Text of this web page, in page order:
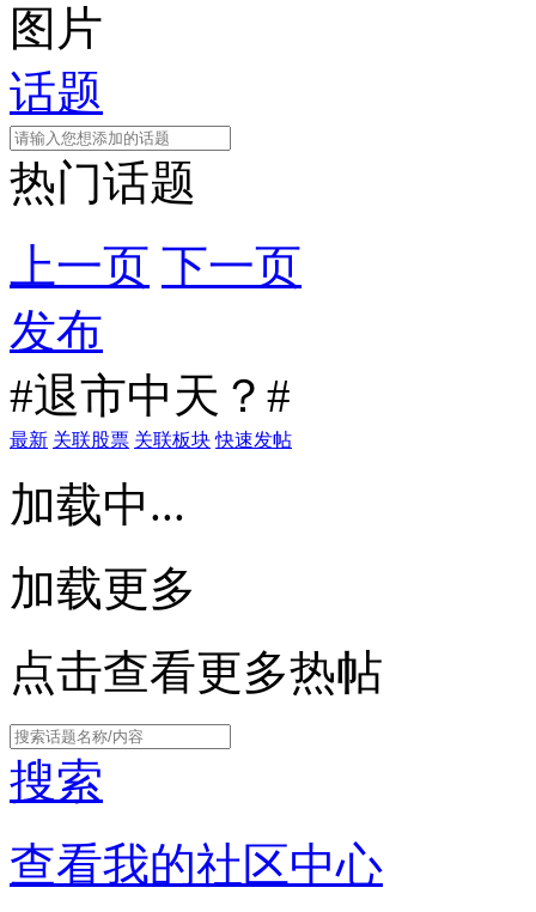
图片
话题
热门话题
上一页 下一页
发布
#退市中天？#
最新 关联股票 关联板块 快速发帖
加载中...
加载更多
点击查看更多热帖
搜索
查看我的社区中心